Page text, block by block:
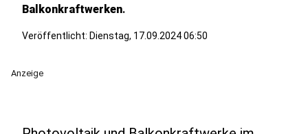
Balkonkraftwerken.
Veröffentlicht: Dienstag, 17.09.2024 06:50
Anzeige